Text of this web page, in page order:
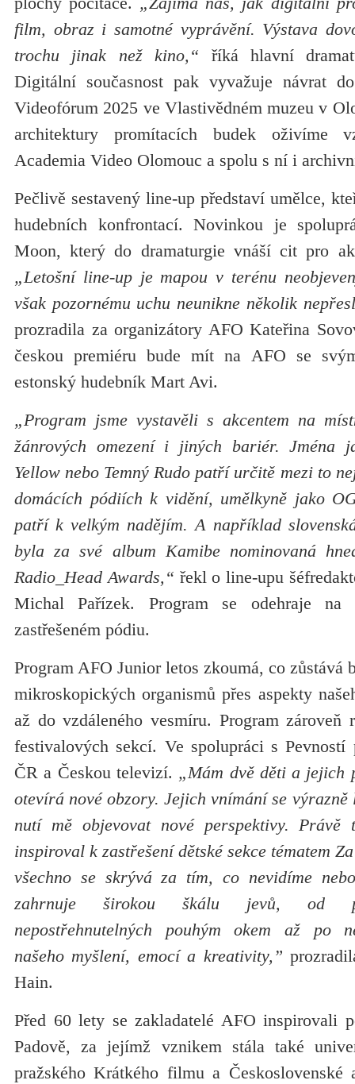
film, obraz i samotné vyprávění. Výstava
trochu jinak než kino,“ říká hlavní
Digitální současnost pak vyvažuje návrat
Videofórum 2025 ve Vlastivědném muzeu v
architektury promítacích budek oživíme
Academia Video Olomouc a spolu s ní i
Pečlivě sestavený line-up představí umělce,
hudebních konfrontací. Novinkou je
Moon, který do dramaturgie vnáší cit pro
„Letošní line-up je mapou v terénu
však pozornému uchu neunikne několik
prozradila za organizátory AFO Kateřina
českou premiéru bude mít na AFO se
estonský hudebník Mart Avi.
„Program jsme vystavěli s akcentem na
žánrových omezení i jiných bariér. Jména
Yellow nebo Temný Rudo patří určitě mezi to
domácích pódiích k vidění, umělkyně jako
patří k velkým nadějím. A například
byla za své album Kamibe nominovaná
Radio_Head Awards,“ řekl o line-upu
Michal Pařízek. Program se odehraje na
zastřešeném pódiu.
Program AFO Junior letos zkoumá, co zůstává
mikroskopických organismů přes aspekty
až do vzdáleného vesmíru. Program zároveň
festivalových sekcí. Ve spolupráci s Pevností
ČR a Českou televizí. „Mám dvě děti a jejich
otevírá nové obzory. Jejich vnímání se
nutí mě objevovat nové perspektivy.
inspiroval k zastřešení dětské sekce tématem
všechno se skrývá za tím, co nevidíme
zahrnuje širokou škálu jevů, od
nepostřehnutelných pouhým okem až po
našeho myšlení, emocí a kreativity,”
Hain.
Před 60 lety se zakladatelé AFO inspirovali
Padově, za jejímž vznikem stála také
pražského Krátkého filmu a Československé